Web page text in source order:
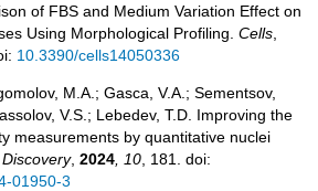
of FBS and Medium Variation Effect on
Using Morphological Profiling. Cells
10.3390/cells14050336
M.A.; Gasca, V.A.; Sementsov,
V.S.; Lebedev, T.D. Improving the
measurements by quantitative nuclei
, 2024 , 10 , 181. doi:
01950-3